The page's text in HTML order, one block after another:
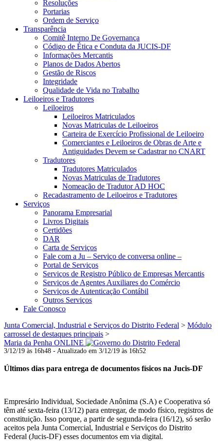
Resoluções
Portarias
Ordem de Serviço
Transparência
Comitê Interno De Governança
Código de Ética e Conduta da JUCIS-DF
Informações Mercantis
Planos de Dados Abertos
Gestão de Riscos
Integridade
Qualidade de Vida no Trabalho
Leiloeiros e Tradutores
Leiloeiros
Leiloeiros Matriculados
Novas Matriculas de Leiloeiros
Carteira de Exercício Profissional de Leiloeiro
Comerciantes e Leiloeiros de Obras de Arte e
Antiguidades Devem se Cadastrar no CNART
Tradutores
Tradutores Matriculados
Novas Matriculas de Tradutores
Nomeação de Tradutor AD HOC
Recadastramento de Leiloeiros e Tradutores
Serviços
Panorama Empresarial
Livros Digitais
Certidões
DAR
Carta de Serviços
Fale com a Ju – Serviço de conversa online –
Portal de Serviços
Serviços de Registro Público de Empresas Mercantis
Serviços de Agentes Auxiliares do Comércio
Serviços de Autenticação Contábil
Outros Serviços
Fale Conosco
Junta Comercial, Industrial e Serviços do Distrito Federal > Módulo
carrossel de destaques principais >
Maria da Penha ONLINE
3/12/19 às 16h48 - Atualizado em 3/12/19 às 16h52
Últimos dias para entrega de documentos físicos na Jucis-DF
Empresário Individual, Sociedade Anônima (S.A) e Cooperativa só
têm até sexta-feira (13/12) para entregar, de modo físico, registros de
constituição. Isso porque, a partir de segunda-feira (16/12), só serão
aceitos pela Junta Comercial, Industrial e Serviços do Distrito
Federal (Jucis-DF) esses documentos em via digital.